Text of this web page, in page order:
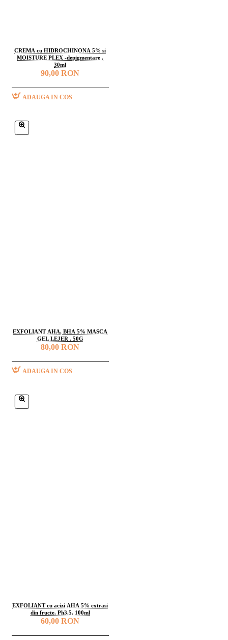
CREMA cu HIDROCHINONA 5% si
MOISTURE PLEX -depigmentare .
30ml
90,00 RON
ADAUGA IN COS
EXFOLIANT AHA, BHA 5% MASCA
GEL LEJER . 50G
80,00 RON
ADAUGA IN COS
EXFOLIANT cu acizi AHA 5% extrasi
din fructe. Ph3.5. 100ml
60,00 RON